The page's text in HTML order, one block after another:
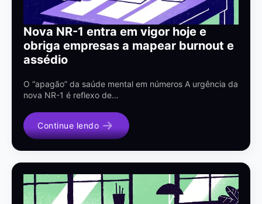
Nova NR-1 entra em vigor hoje e
obriga empresas a mapear burnout e
assédio
O “apagão” da saúde mental em números A urgência da
nova NR-1 é reflexo de…
Continue lendo